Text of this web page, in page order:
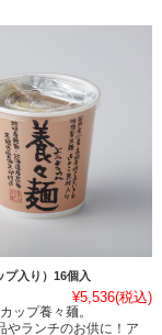
入り）16個入
¥5,536(税込)
ップ養々麺。
やランチのお供に！ア